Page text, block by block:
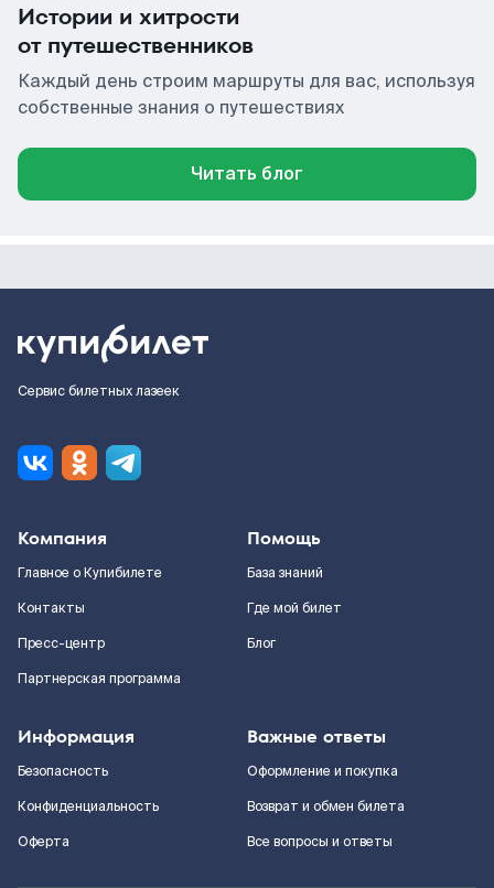
Истории и хитрости
от путешественников
Каждый день строим маршруты для вас, используя
собственные знания о путешествиях
Читать блог
Сервис билетных лазеек
Компания
Главное о Купибилете
Контакты
Пресс-центр
Партнерская программа
Помощь
База знаний
Где мой билет
Блог
Информация
Безопасность
Конфиденциальность
Оферта
Важные ответы
Оформление и покупка
Возврат и обмен билета
Все вопросы и ответы